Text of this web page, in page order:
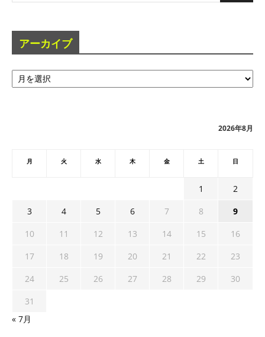
アーカイブ
ア
ー
2026年8月
月 火 水 木 金 土 日
1
2
3
4 5 6 7 8
9
10
11 12 13 14 15
16
17
18 19 20 21 22
23
24
25 26 27 28 29
30
31
« 7月